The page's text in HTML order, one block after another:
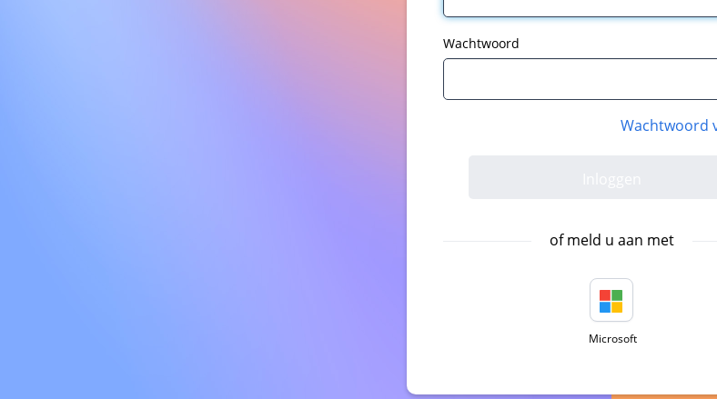
Wachtwoord
Wachtwoord
of meld u aan met
Microsoft